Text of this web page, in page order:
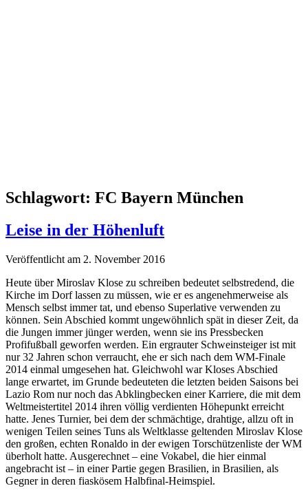
Schlagwort: FC Bayern München
Leise in der Höhenluft
Veröffentlicht am 2. November 2016
Heute über Miroslav Klose zu schreiben bedeutet selbstredend, die
Kirche im Dorf lassen zu müssen, wie er es angenehmerweise als
Mensch selbst immer tat, und ebenso Superlative verwenden zu
können. Sein Abschied kommt ungewöhnlich spät in dieser Zeit, da
die Jungen immer jünger werden, wenn sie ins Pressbecken
Profifußball geworfen werden. Ein ergrauter Schweinsteiger ist mit
nur 32 Jahren schon verraucht, ehe er sich nach dem WM-Finale
2014 einmal umgesehen hat. Gleichwohl war Kloses Abschied
lange erwartet, im Grunde bedeuteten die letzten beiden Saisons bei
Lazio Rom nur noch das Abklingbecken einer Karriere, die mit dem
Weltmeistertitel 2014 ihren völlig verdienten Höhepunkt erreicht
hatte. Jenes Turnier, bei dem der schmächtige, drahtige, allzu oft in
wenigen Teilen seines Tuns als Weltklasse geltenden Miroslav Klose
den großen, echten Ronaldo in der ewigen Torschützenliste der WM
überholt hatte. Ausgerechnet – eine Vokabel, die hier einmal
angebracht ist – in einer Partie gegen Brasilien, in Brasilien, als
Gegner in deren fiaskösem Halbfinal-Heimspiel.